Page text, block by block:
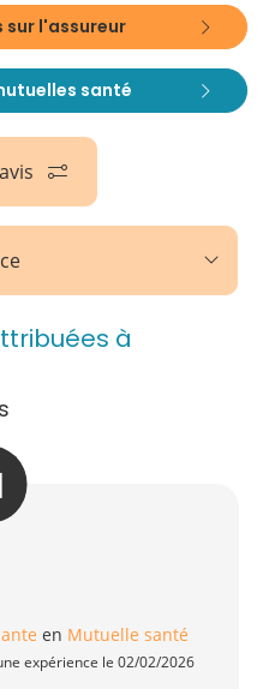
sur l'assureur
santé
à
en Mutuelle santé
expérience le 02/02/2026